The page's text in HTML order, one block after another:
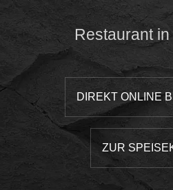
Restaurant
DIREKT ONLINE
ZUR